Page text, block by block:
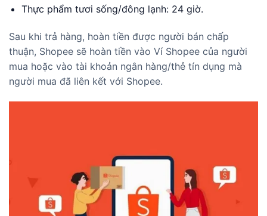
Thực phẩm tươi sống/đông lạnh: 24 giờ.
Sau khi trả hàng, hoàn tiền được người bán chấp
thuận, Shopee sẽ hoàn tiền vào Ví Shopee của người
mua hoặc vào tài khoản ngân hàng/thẻ tín dụng mà
người mua đã liên kết với Shopee.